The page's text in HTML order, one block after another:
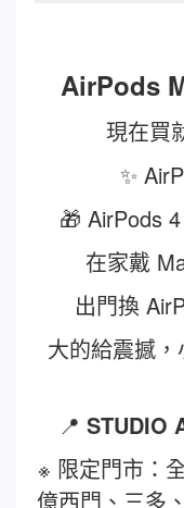
AirPods
現在買
✨
🎁 AirPods
在家戴
出門換
大的給震撼
📍 STUDIO
※ 限定門市：
億西門、三多